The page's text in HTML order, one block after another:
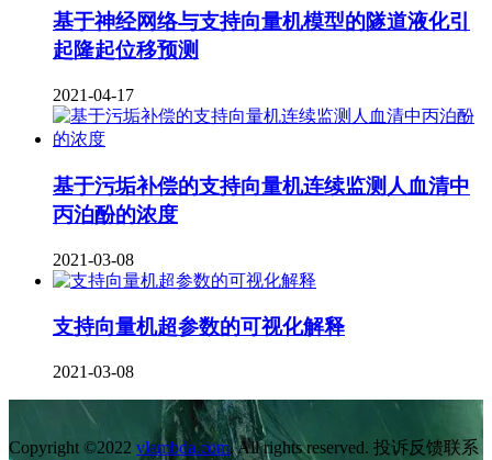
基于神经网络与支持向量机模型的隧道液化引
起隆起位移预测
2021-04-17
基于污垢补偿的支持向量机连续监测人血清中
丙泊酚的浓度
2021-03-08
支持向量机超参数的可视化解释
2021-03-08
Copyright ©2022 vlambda.com. All rights reserved. 投诉反馈联系